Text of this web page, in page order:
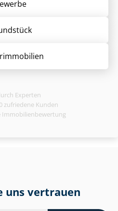
Experten
zufriedene Kunden
Immobilienbewertung
uns vertrauen